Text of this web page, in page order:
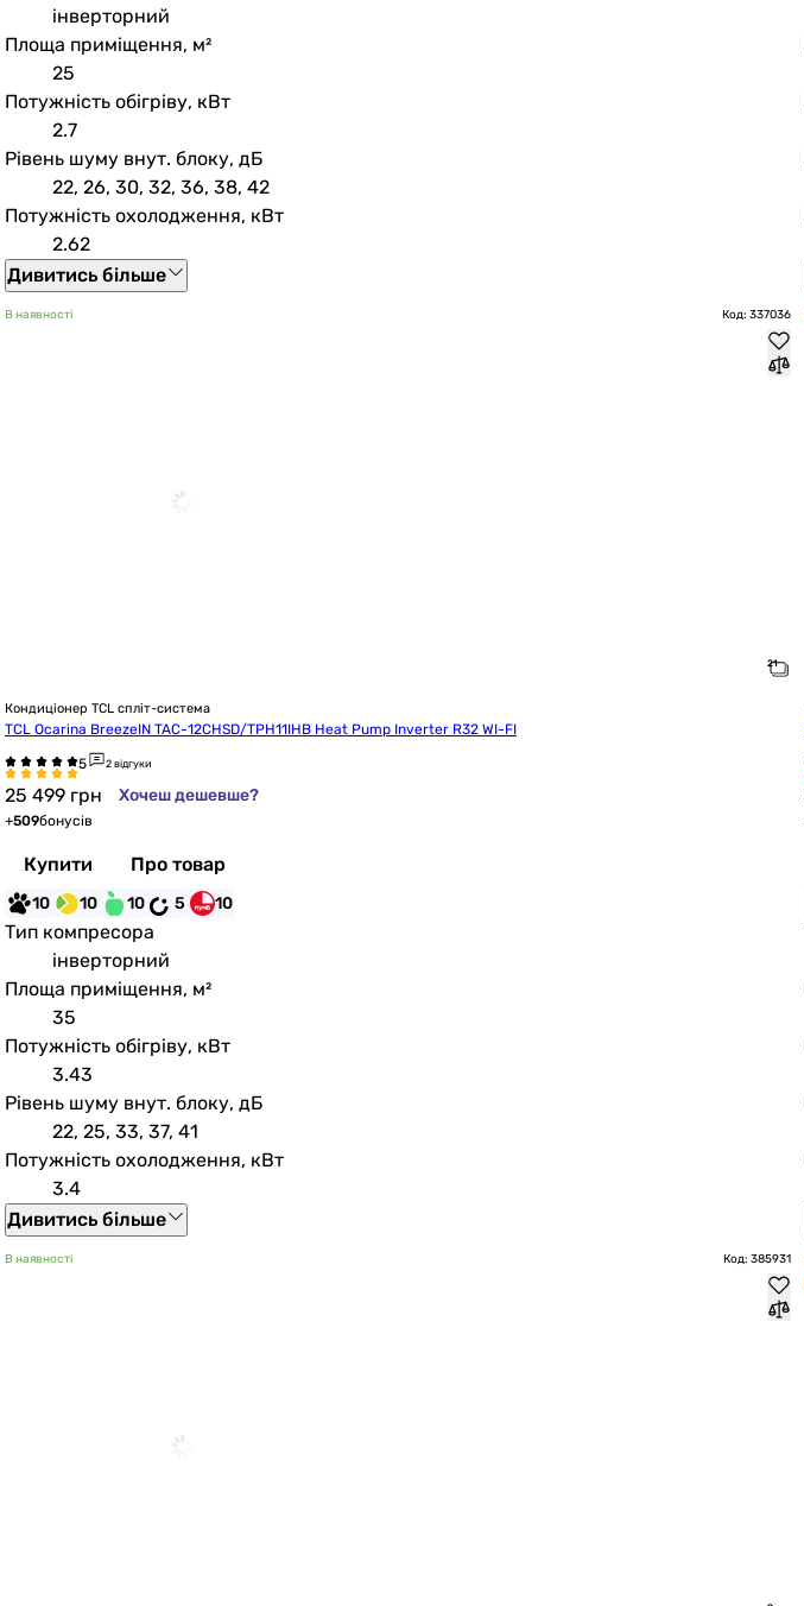
інверторний
Площа приміщення, м²
25
Потужність обігріву, кВт
2.7
Рівень шуму внут. блоку, дБ
22, 26, 30, 32, 36, 38, 42
Потужність охолодження, кВт
2.62
Дивитись більше
В наявності Код: 337036
Кондиціонер TCL спліт-система
TCL Ocarina BreezeIN TAC-12CHSD/TPH11IHB Heat Pump Inverter R32 WI-FI
2 відгуки
25 499 грн Хочеш дешевше?
+509бонусів
Купити Про товар
10 10 10 5 10
Тип компресора
інверторний
Площа приміщення, м²
35
Потужність обігріву, кВт
3.43
Рівень шуму внут. блоку, дБ
22, 25, 33, 37, 41
Потужність охолодження, кВт
3.4
Дивитись більше
В наявності Код: 385931